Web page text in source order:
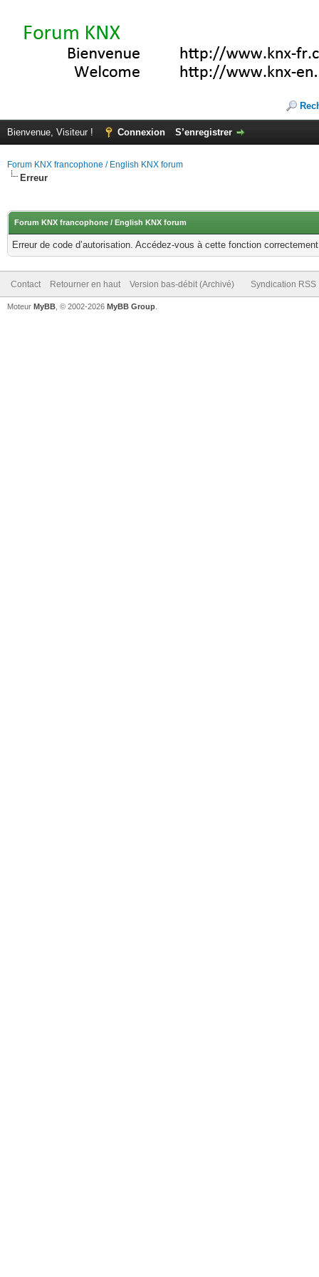
Bienvenue, Visiteur ! Connexion S’enregistrer
Forum KNX francophone / English KNX forum
Erreur
Forum KNX francophone / English KNX forum
Erreur de code d’autorisation. Accédez-vous à cette fonction
Contact Retourner en haut Version bas-débit (Archivé) Syndication RSS
Moteur MyBB , © 2002-2026 MyBB Group